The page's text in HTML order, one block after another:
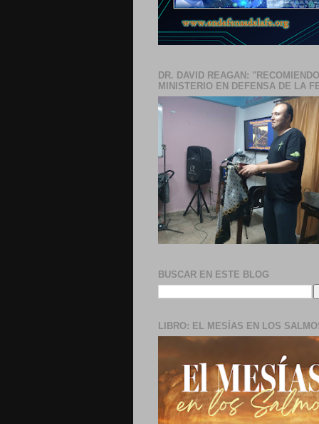
DR. DAVID REAGAN:
MINISTERIO EN DEFENSA DE LA
BUSCAR EN ESTE BLOG
LIBRO: EL MESÍAS EN LOS